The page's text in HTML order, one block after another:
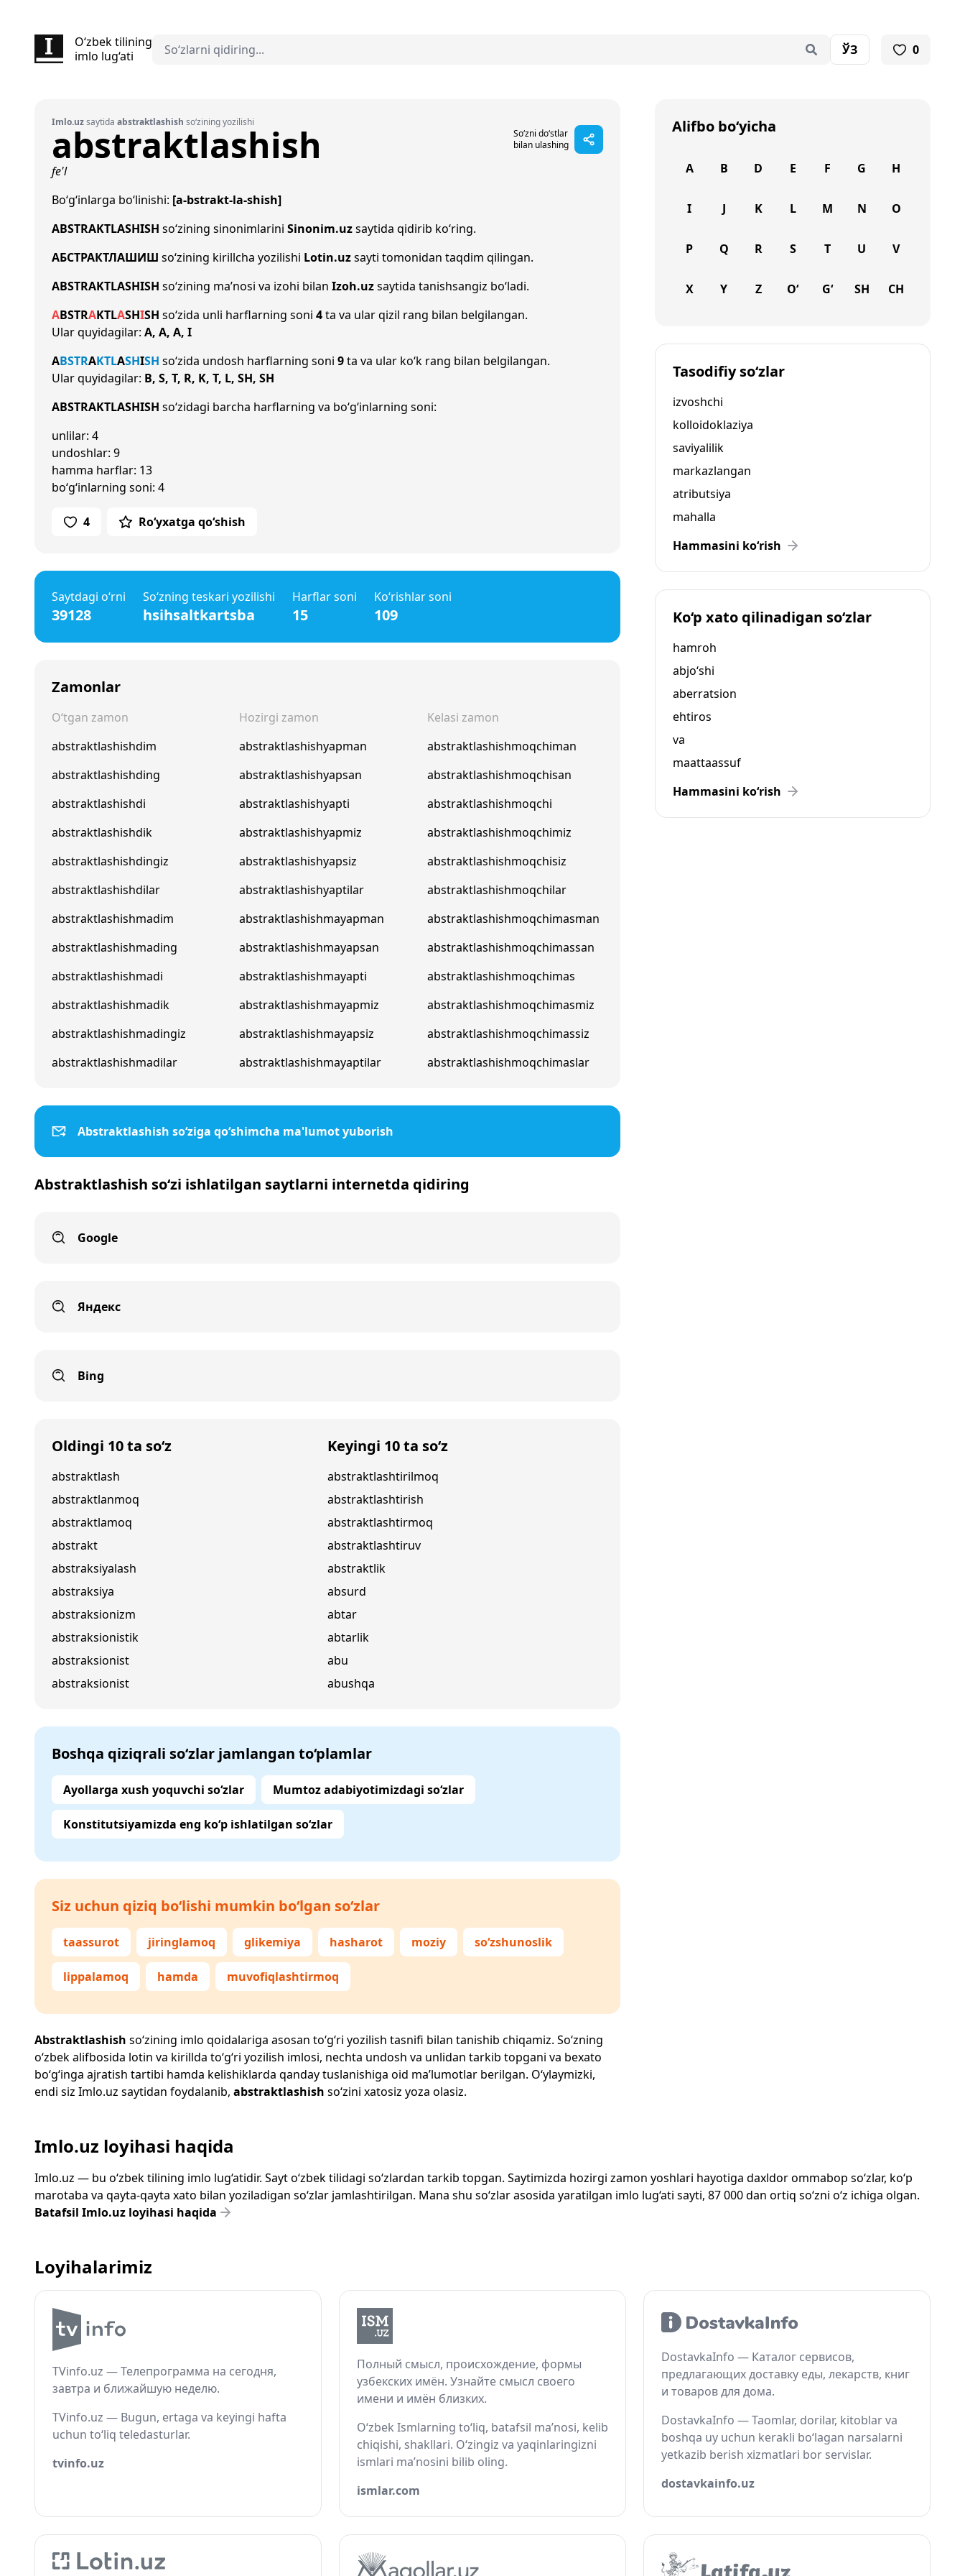
O‘zbek tilining
imlo lug‘ati
ЎЗ 0
Imlo.uzsaytida abstraktlashish so‘zining yozilishi
abstraktlashish
So‘zni do‘stlar
bilan ulashing
fe'l
Bo‘g‘inlarga bo‘linishi: [a-bstrakt-la-shish]
ABSTRAKTLASHISH so‘zining sinonimlarini Sinonim.uzsaytida qidirib ko‘ring.
АБСТРАКТЛАШИШ so‘zining kirillcha yozilishi Lotin.uzsayti tomonidan taqdim qilingan.
ABSTRAKTLASHISH so‘zining ma’nosi va izohi bilan Izoh.uzsaytida tanishsangiz bo‘ladi.
ABSTRAKTLASHISH so‘zida unli harflarning soni 4ta va ular qizil rang bilan belgilangan.
Ular quyidagilar: A, A, A, I
ABSTRAKTLASHISH so‘zida undosh harflarning soni 9ta va ular ko‘k rang bilan belgilangan.
Ular quyidagilar: B, S, T, R, K, T, L, SH, SH
ABSTRAKTLASHISH so‘zidagi barcha harflarning va bo‘g‘inlarning soni:
unlilar: 4
undoshlar: 9
hamma harflar: 13
bo‘g‘inlarning soni: 4
4 Ro‘yxatga qo‘shish
Saytdagi o‘rni
39128
So‘zning teskari yozilishi
hsihsaltkartsba
Harflar soni
15
Ko‘rishlar soni
109
Zamonlar
O‘tgan zamon
abstraktlashishdim
abstraktlashishding
abstraktlashishdi
abstraktlashishdik
abstraktlashishdingiz
abstraktlashishdilar
abstraktlashishmadim
abstraktlashishmading
abstraktlashishmadi
abstraktlashishmadik
abstraktlashishmadingiz
abstraktlashishmadilar
Hozirgi zamon
abstraktlashishyapman
abstraktlashishyapsan
abstraktlashishyapti
abstraktlashishyapmiz
abstraktlashishyapsiz
abstraktlashishyaptilar
abstraktlashishmayapman
abstraktlashishmayapsan
abstraktlashishmayapti
abstraktlashishmayapmiz
abstraktlashishmayapsiz
abstraktlashishmayaptilar
Kelasi zamon
abstraktlashishmoqchiman
abstraktlashishmoqchisan
abstraktlashishmoqchi
abstraktlashishmoqchimiz
abstraktlashishmoqchisiz
abstraktlashishmoqchilar
abstraktlashishmoqchimasman
abstraktlashishmoqchimassan
abstraktlashishmoqchimas
abstraktlashishmoqchimasmiz
abstraktlashishmoqchimassiz
abstraktlashishmoqchimaslar
Abstraktlashish so‘ziga qo‘shimcha ma'lumot yuborish
Abstraktlashish so‘zi ishlatilgan saytlarni internetda qidiring
Google
Яндекс
Bing
Oldingi 10 ta so‘z
abstraktlash
abstraktlanmoq
abstraktlamoq
abstrakt
abstraksiyalash
abstraksiya
abstraksionizm
abstraksionistik
abstraksionist
abstraksionist
Keyingi 10 ta so‘z
abstraktlashtirilmoq
abstraktlashtirish
abstraktlashtirmoq
abstraktlashtiruv
abstraktlik
absurd
abtar
abtarlik
abu
abushqa
Boshqa qiziqrali so‘zlar jamlangan to‘plamlar
Ayollarga xush yoquvchi so‘zlar Mumtoz adabiyotimizdagi so‘zlar
Konstitutsiyamizda eng ko‘p ishlatilgan so‘zlar
Siz uchun qiziq bo‘lishi mumkin bo‘lgan so‘zlar
taassurot jiringlamoq glikemiya hasharot moziy so‘zshunoslik
lippalamoq hamda muvofiqlashtirmoq
Abstraktlashish so‘zining imlo qoidalariga asosan to‘g‘ri yozilish tasnifi bilan tanishib chiqamiz. So‘zning
o‘zbek alifbosida lotin va kirillda to‘g‘ri yozilish imlosi, nechta undosh va unlidan tarkib topgani va bexato
bo‘g‘inga ajratish tartibi hamda kelishiklarda qanday tuslanishiga oid ma’lumotlar berilgan. O‘ylaymizki,
endi siz Imlo.uz saytidan foydalanib, abstraktlashish so‘zini xatosiz yoza olasiz.
Alifbo bo‘yicha
A B D E F G H
I J K L M N O
P Q R S T U V
X Y Z O‘ G‘ SH CH
Tasodifiy so‘zlar
izvoshchi
kolloidoklaziya
saviyalilik
markazlangan
atributsiya
mahalla
Hammasini ko‘rish
Ko‘p xato qilinadigan so‘zlar
hamroh
abjo‘shi
aberratsion
ehtiros
va
maattaassuf
Hammasini ko‘rish
Imlo.uz loyihasi haqida
Imlo.uz — bu o‘zbek tilining imlo lug‘atidir. Sayt o‘zbek tilidagi so‘zlardan tarkib topgan. Saytimizda hozirgi zamon yoshlari hayotiga daxldor ommabop so‘zlar, ko‘p
marotaba va qayta-qayta xato bilan yoziladigan so‘zlar jamlashtirilgan. Mana shu so‘zlar asosida yaratilgan imlo lug‘ati sayti, 87 000 dan ortiq so‘zni o‘z ichiga olgan.
Batafsil Imlo.uz loyihasi haqida
Loyihalarimiz
TVinfo.uz — Телепрограмма на сегодня,
завтра и ближайшую неделю.
TVinfo.uz — Bugun, ertaga va keyingi hafta
uchun to‘liq teledasturlar.
tvinfo.uz
Полный смысл, происхождение, формы
узбекских имён. Узнайте смысл своего
имени и имён близких.
O‘zbek Ismlarning to‘liq, batafsil ma’nosi, kelib
chiqishi, shakllari. O‘zingiz va yaqinlaringizni
ismlari ma’nosini bilib oling.
ismlar.com
DostavkaInfo — Каталог сервисов,
предлагающих доставку еды, лекарств, книг
и товаров для дома.
DostavkaInfo — Taomlar, dorilar, kitoblar va
boshqa uy uchun kerakli bo‘lagan narsalarni
yetkazib berish xizmatlari bor servislar.
dostavkainfo.uz